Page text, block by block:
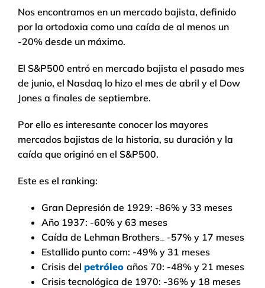
Nos encontramos en un mercado bajista, definido
por la ortodoxia como una caída de al menos un
-20% desde un máximo.
El S&P500 entró en mercado bajista el pasado mes
de junio, el Nasdaq lo hizo el mes de abril y el Dow
Jones a finales de septiembre.
Por ello es interesante conocer los mayores
mercados bajistas de la historia, su duración y la
caída que originó en el S&P500.
Este es el ranking:
Gran Depresión de 1929: -86% y 33 meses
Año 1937: -60% y 63 meses
Caída de Lehman Brothers_ -57% y 17 meses
Estallido punto com: -49% y 31 meses
Crisis del petróleo años 70: -48% y 21 meses
Crisis tecnológica de 1970: -36% y 18 meses